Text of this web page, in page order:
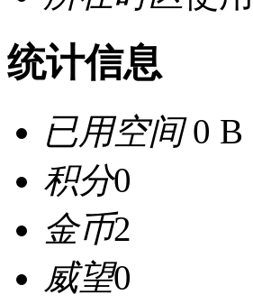
统计信息
已用空间0 B
积分0
金币2
威望0